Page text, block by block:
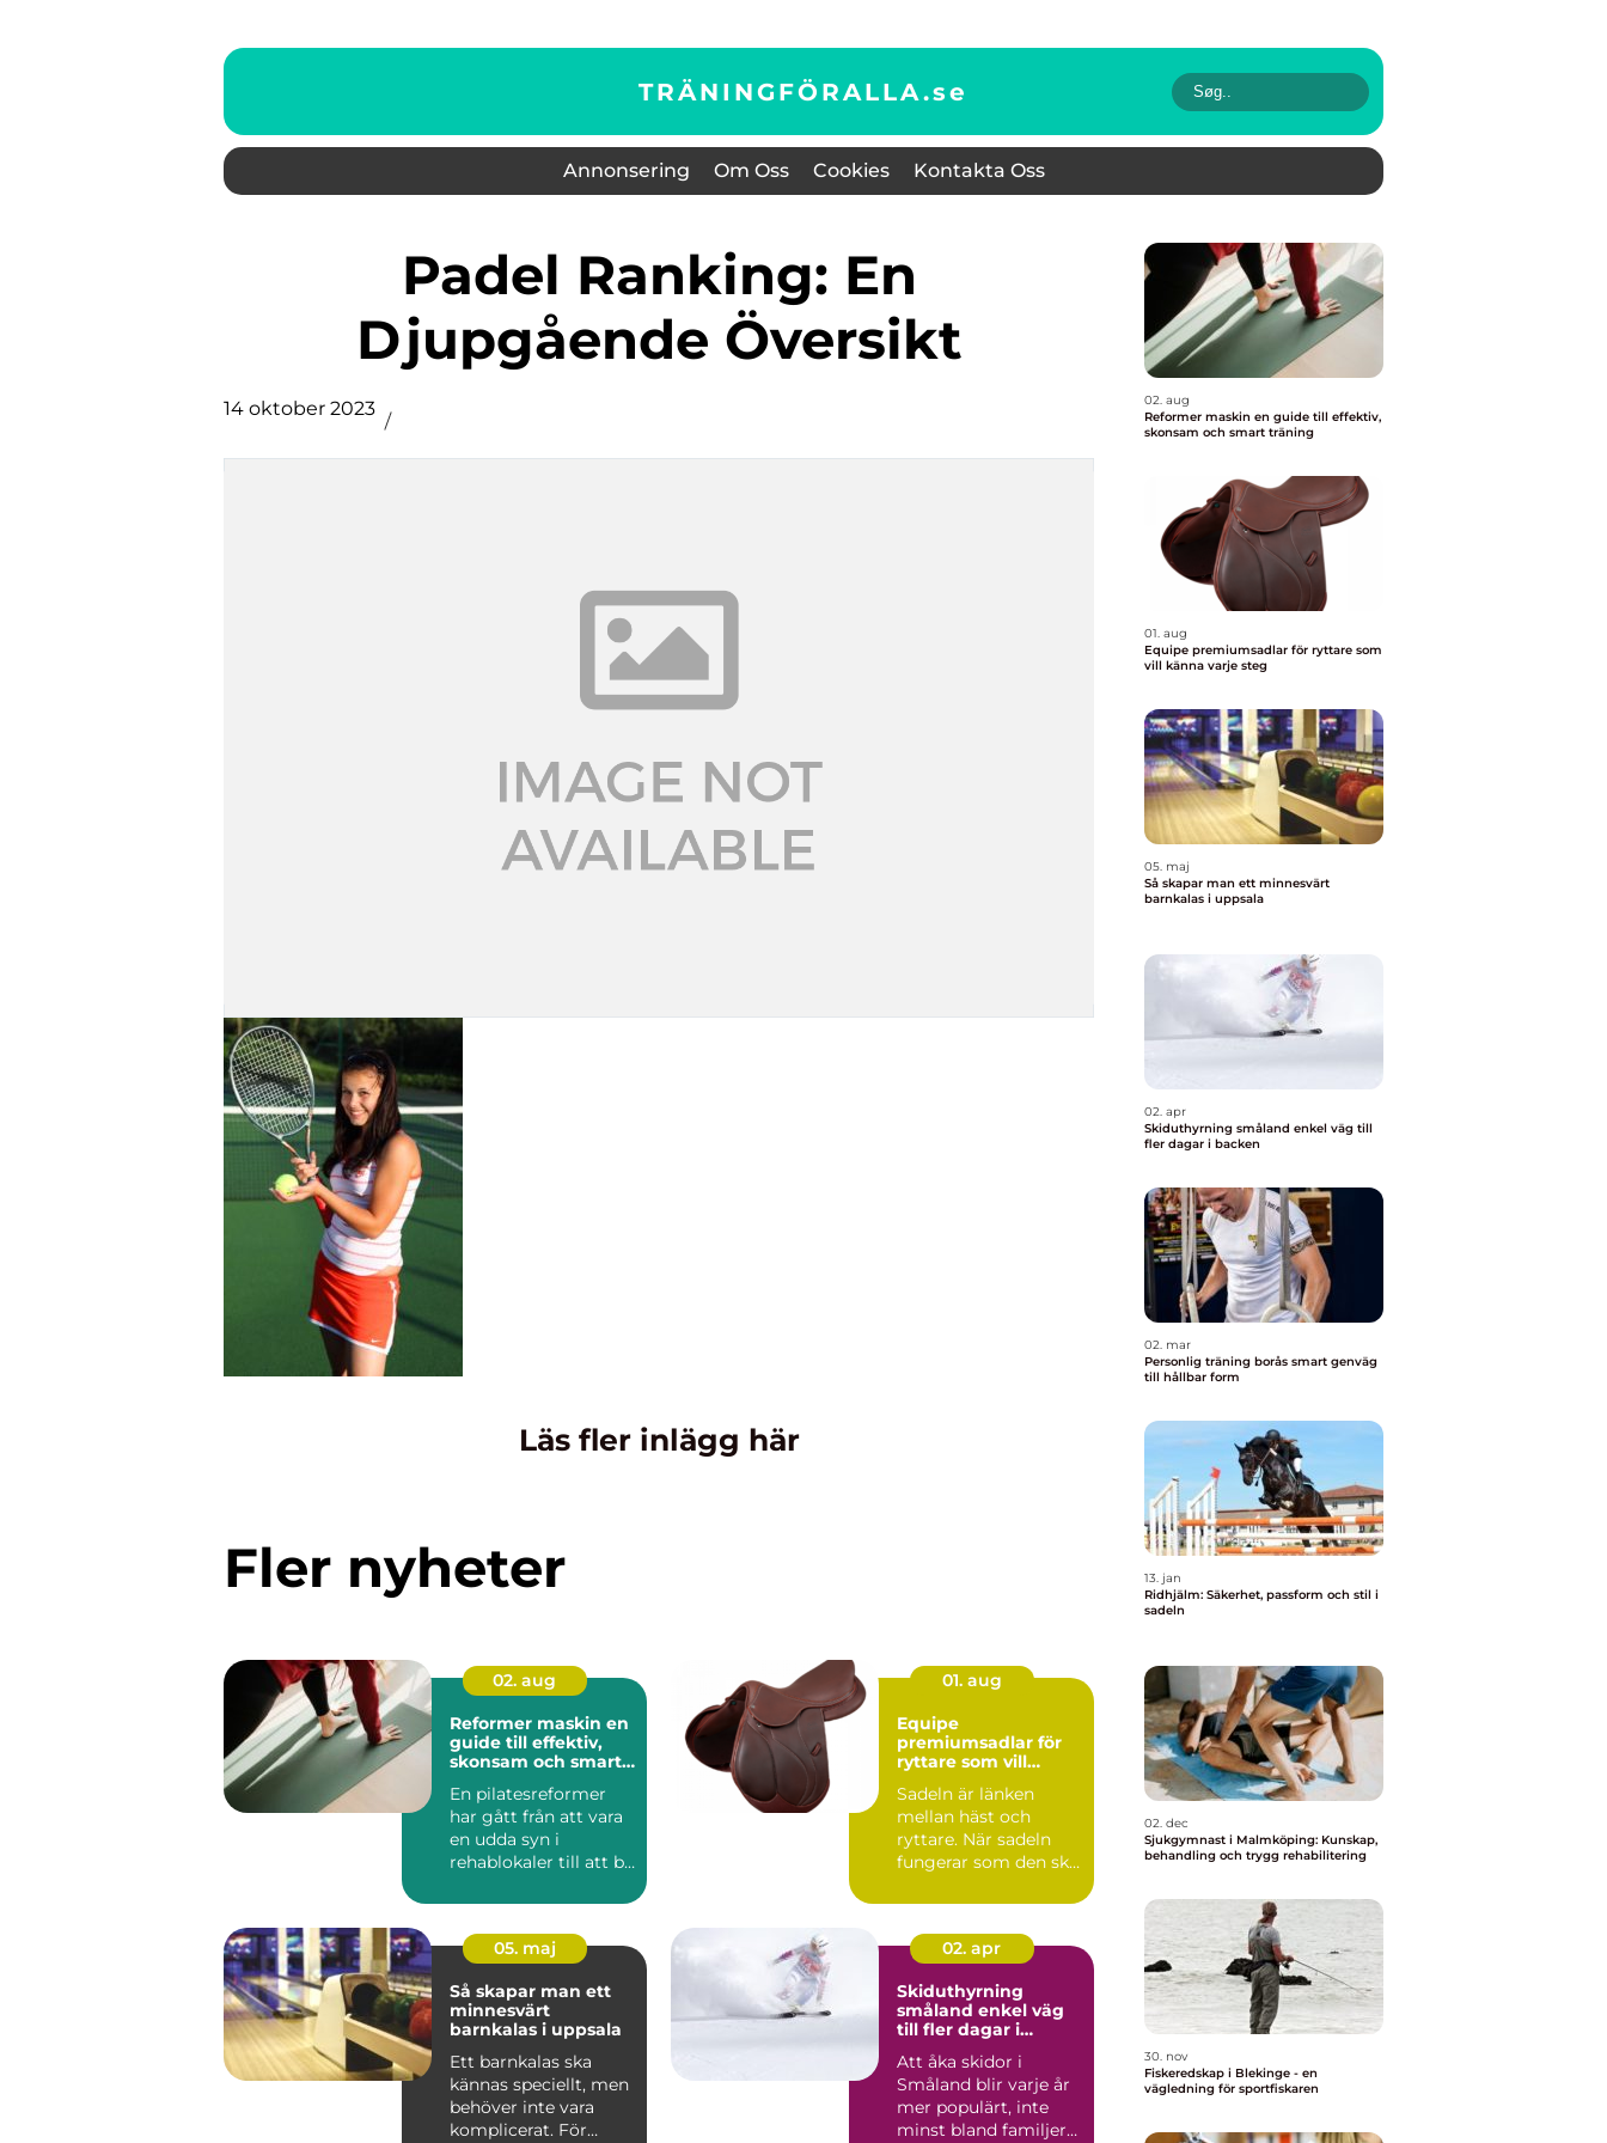
TRÄNINGFÖRALLA.se
Annonsering Om Oss Cookies Kontakta Oss
Padel Ranking: En
Djupgående Översikt
14 oktober 2023
Läs fler inlägg här
Fler nyheter
02. aug
Reformer maskin en
guide till effektiv,
skonsam och smart
En pilatesreformer
har gått från att vara
en udda syn i
rehablokaler till att bli
01. aug
Equipe
premiumsadlar för
ryttare som vill
Sadeln är länken
mellan häst och
ryttare. När sadeln
fungerar som den ska
varje ...
05. maj
Så skapar man ett
minnesvärt
barnkalas i uppsala
Ett barnkalas ska
kännas speciellt, men
behöver inte vara
komplicerat. För
02. apr
Skiduthyrning
småland enkel väg
till fler dagar i
Att åka skidor i
Småland blir varje år
mer populärt, inte
minst bland familjer
02. aug
Reformer maskin en guide till effektiv,
skonsam och smart träning
01. aug
Equipe premiumsadlar för ryttare som
vill känna varje steg
05. maj
Så skapar man ett minnesvärt
barnkalas i uppsala
02. apr
Skiduthyrning småland enkel väg till
fler dagar i backen
02. mar
Personlig träning borås smart genväg
till hållbar form
13. jan
Ridhjälm: Säkerhet, passform och stil i
sadeln
02. dec
Sjukgymnast i Malmköping: Kunskap,
behandling och trygg rehabilitering
30. nov
Fiskeredskap i Blekinge - en
vägledning för sportfiskaren